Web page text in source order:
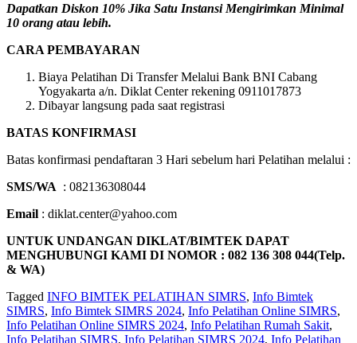
Dapatkan Diskon 10% Jika Satu Instansi Mengirimkan Minimal
10 orang atau lebih.
CARA PEMBAYARAN
Biaya Pelatihan Di Transfer Melalui Bank BNI Cabang
Yogyakarta a/n. Diklat Center rekening 0911017873
Dibayar langsung pada saat registrasi
BATAS KONFIRMASI
Batas konfirmasi pendaftaran 3 Hari sebelum hari Pelatihan melalui :
SMS/WA : 082136308044
Email : diklat.center@yahoo.com
UNTUK UNDANGAN DIKLAT/BIMTEK DAPAT
MENGHUBUNGI KAMI DI NOMOR : 082 136 308 044(Telp.
& WA)
Tagged INFO BIMTEK PELATIHAN SIMRS, Info Bimtek
SIMRS, Info Bimtek SIMRS 2024, Info Pelatihan Online SIMRS,
Info Pelatihan Online SIMRS 2024, Info Pelatihan Rumah Sakit,
Info Pelatihan SIMRS, Info Pelatihan SIMRS 2024, Info Pelatihan